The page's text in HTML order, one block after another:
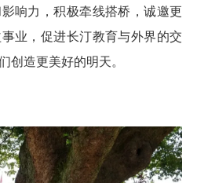
响力，积极牵线搭桥，诚邀更
业，促进长汀教育与外界的交
创造更美好的明天。